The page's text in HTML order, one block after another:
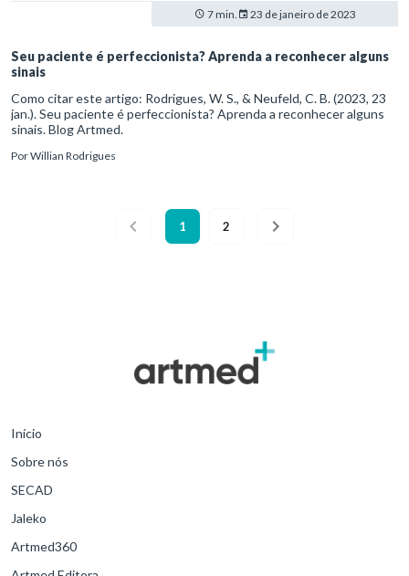
7 min. 23 de janeiro de 2023
Seu paciente é perfeccionista? Aprenda a reconhecer alguns
sinais
Como citar este artigo: Rodrigues, W. S., & Neufeld, C. B. (2023, 23
jan.). Seu paciente é perfeccionista? Aprenda a reconhecer alguns
sinais. Blog Artmed.
PorWillian Rodrigues
1 2
Início
Sobre nós
SECAD
Jaleko
Artmed360